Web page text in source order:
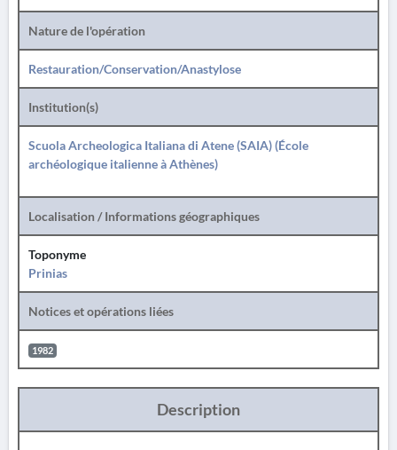
Nature de l'opération
Restauration/Conservation/Anastylose
Institution(s)
Scuola Archeologica Italiana di Atene (SAIA) (École
archéologique italienne à Athènes)
Localisation / Informations géographiques
Toponyme
Prinias
Notices et opérations liées
1982
Description